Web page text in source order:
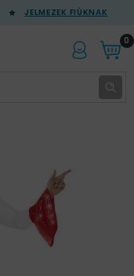
JELMEZEK FIÚKNAK
0